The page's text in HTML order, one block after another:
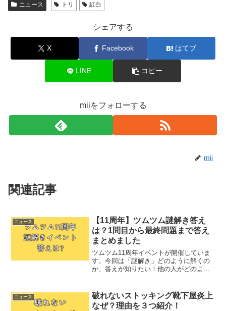
ニュース トリ 紅白
シェアする
X Facebook はてブ
LINE コピー
miiをフォローする
mii
関連記事
ニュース
【11周年】ツムツム謎解き答え
は？1問目から最終問題まで答え
まとめました
ツムツム11周年イベントが開催していま
す。今回は「謎解き」どのように解くの
か、答えが知りたい！他の人がどのよう
答えは？全部で4問あります。1問目答え2
問目答え2問目は...
ニュース
破れないストッキング靴下屋炎上
なぜ？理由を３つ紹介！